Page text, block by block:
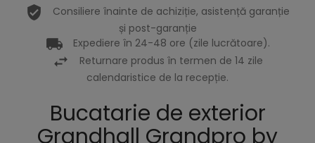
Consiliere înainte de achiziție, asistență garanție
și post-garanție
Expediere în 24-48 ore (zile lucrătoare).
Returnare produs în termen de 14 zile
calendaristice de la recepție.
Bucatarie de exterior
Grandhall Grandpro by